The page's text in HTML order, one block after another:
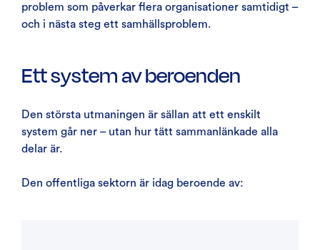
problem som påverkar flera organisationer samtidigt –
och i nästa steg ett samhällsproblem.
Ett system av beroenden
Den största utmaningen är sällan att ett enskilt
system går ner – utan hur tätt sammanlänkade alla
delar är.
Den offentliga sektorn är idag beroende av: